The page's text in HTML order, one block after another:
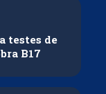
testes de
B17